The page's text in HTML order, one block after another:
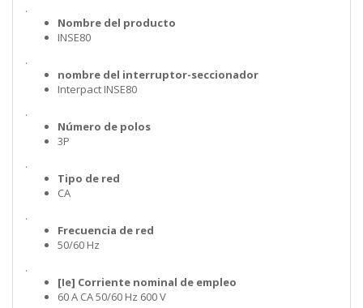
.
Nombre del producto
INSE80
.
nombre del interruptor-seccionador
Interpact INSE80
.
Número de polos
3P
.
Tipo de red
CA
.
Frecuencia de red
50/60 Hz
.
[Ie] Corriente nominal de empleo
60 A CA 50/60 Hz 600 V